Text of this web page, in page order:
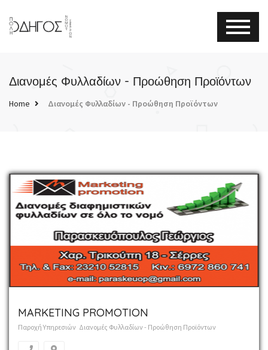
Διανομές Φυλλαδίων - Προώθηση Προϊόντων
Home Διανομές Φυλλαδίων - Προώθηση Προϊόντων
MARKETING PROMOTION
Παροχή Υπηρεσιών Διανομές Φυλλαδίων - Προώθηση Προϊόντων